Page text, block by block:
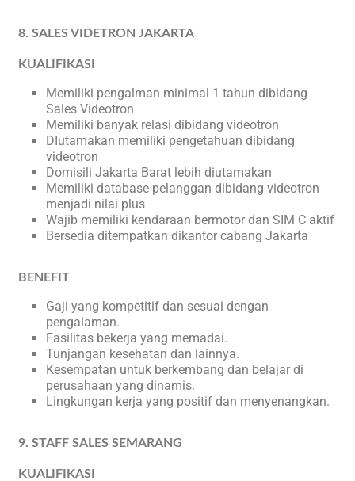
8. SALES VIDETRON JAKARTA
KUALIFIKASI
Memiliki pengalman minimal 1 tahun dibidang
Sales Videotron
Memiliki banyak relasi dibidang videotron
DIutamakan memiliki pengetahuan dibidang
videotron
Domisili Jakarta Barat lebih diutamakan
Memiliki database pelanggan dibidang videotron
menjadi nilai plus
Wajib memiliki kendaraan bermotor dan SIM C aktif
Bersedia ditempatkan dikantor cabang Jakarta
BENEFIT
Gaji yang kompetitif dan sesuai dengan
pengalaman.
Fasilitas bekerja yang memadai.
Tunjangan kesehatan dan lainnya.
Kesempatan untuk berkembang dan belajar di
perusahaan yang dinamis.
Lingkungan kerja yang positif dan menyenangkan.
9. STAFF SALES SEMARANG
KUALIFIKASI